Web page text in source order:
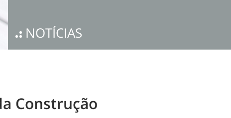
NOTÍCIAS
Construção